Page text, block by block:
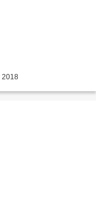
2018